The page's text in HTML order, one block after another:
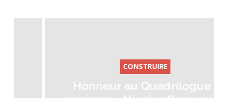
CONSTRUIRE
Honneur au Quadrilogue :